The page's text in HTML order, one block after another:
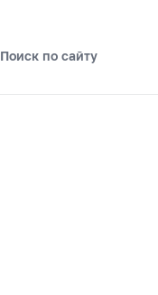
Поиск по сайту